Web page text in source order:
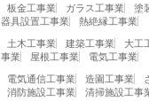
板金工事業 ガラス工事業
塗
器具設置工事業
熱絶縁工事業
土木工事業 建築工事業
大工
事業
屋根工事業 電気工事業
電気通信工事業 造園工事業
消防施設工事業
清掃施設工事